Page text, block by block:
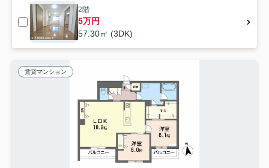
2階
5万円
57.30㎡ (3DK)
賃貸マンション